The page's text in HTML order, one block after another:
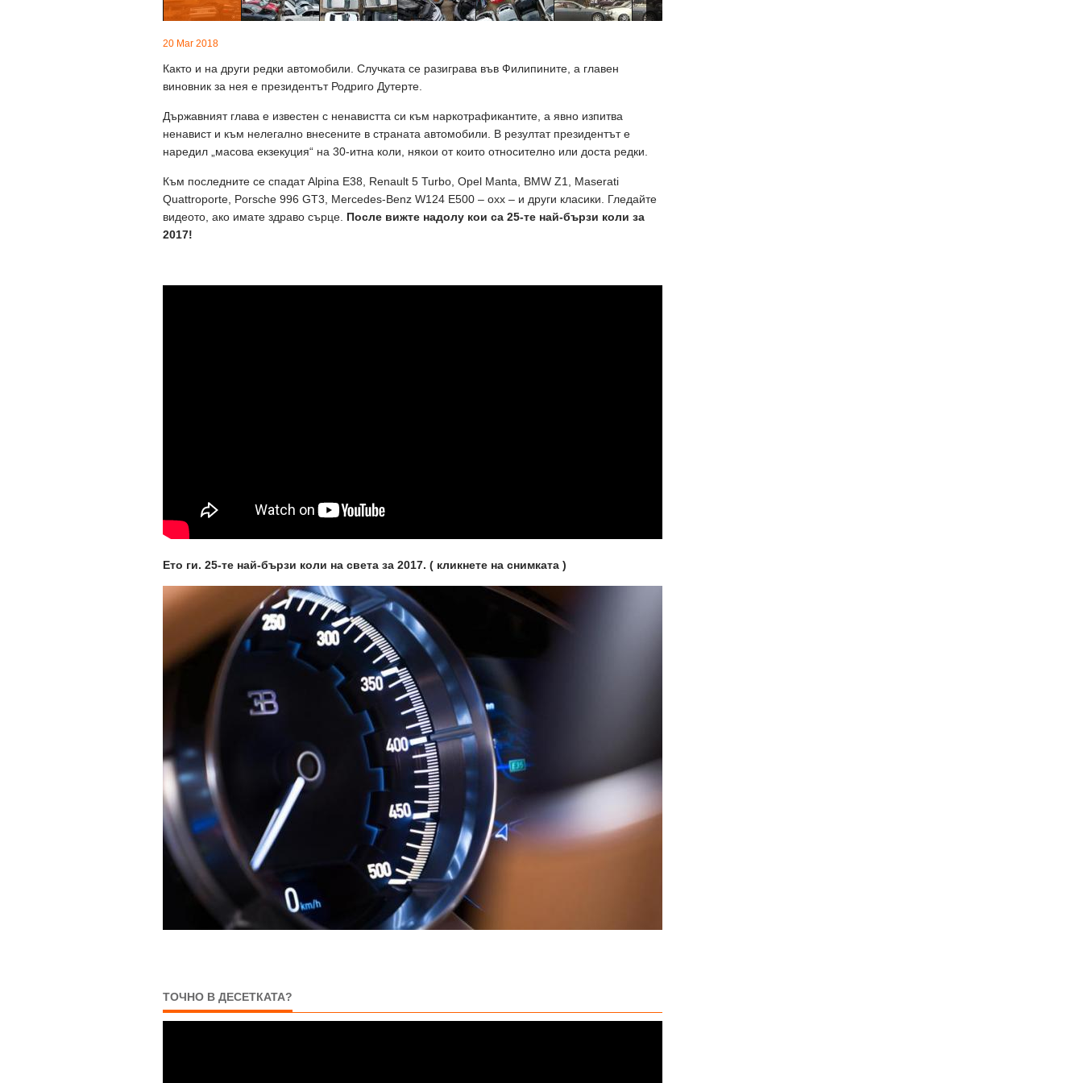
20 Mar 2018
Както и на други редки автомобили. Случката се разиграва във Филипините, а главен
виновник за нея е президентът Родриго Дутерте.
Държавният глава е известен с ненавистта си към наркотрафикантите, а явно изпитва
ненавист и към нелегално внесените в страната автомобили. В резултат президентът е
наредил „масова екзекуция“ на 30-итна коли, някои от които относително или доста редки.
Към последните се спадат Alpina E38, Renault 5 Turbo, Opel Manta, BMW Z1, Maserati
Quattroporte, Porsche 996 GT3, Mercedes-Benz W124 E500 – oхх – и други класики. Гледайте
видеото, ако имате здраво сърце. После вижте надолу кои са 25-те най-бързи коли за
2017!
Ето ги. 25-те най-бързи коли на света за 2017. ( кликнете на снимката )
ТОЧНО В ДЕСЕТКАТА?